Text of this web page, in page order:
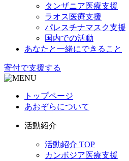
タンザニア医療支援
ラオス医療支援
パレスチナマスク支援
国内での活動
あなたと一緒にできること
寄付で支援する
トップページ
あおぞらについて
活動紹介
活動紹介 TOP
カンボジア医療支援